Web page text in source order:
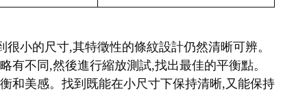
小的尺寸,其特徵性的條紋設計仍然清晰可辨。
有不同,然後進行縮放測試,找出最佳的平衡點。
和美感。找到既能在小尺寸下保持清晰,又能保持